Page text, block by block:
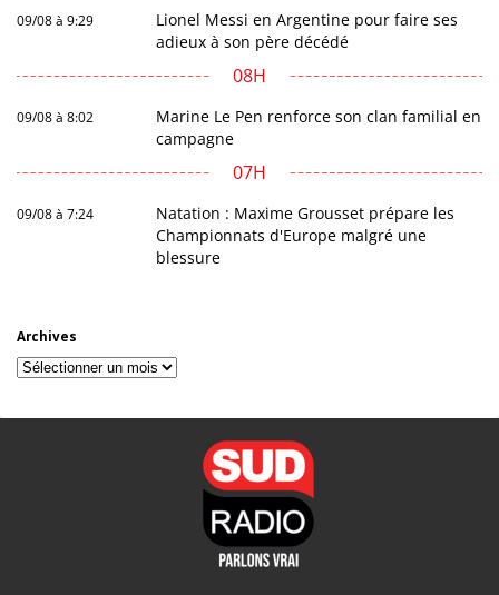
09/08 à 9:29
Lionel Messi en Argentine pour faire ses
adieux à son père décédé
08H
09/08 à 8:02
Marine Le Pen renforce son clan familial en
campagne
07H
09/08 à 7:24
Natation : Maxime Grousset prépare les
Championnats d'Europe malgré une
blessure
Archives
Archives